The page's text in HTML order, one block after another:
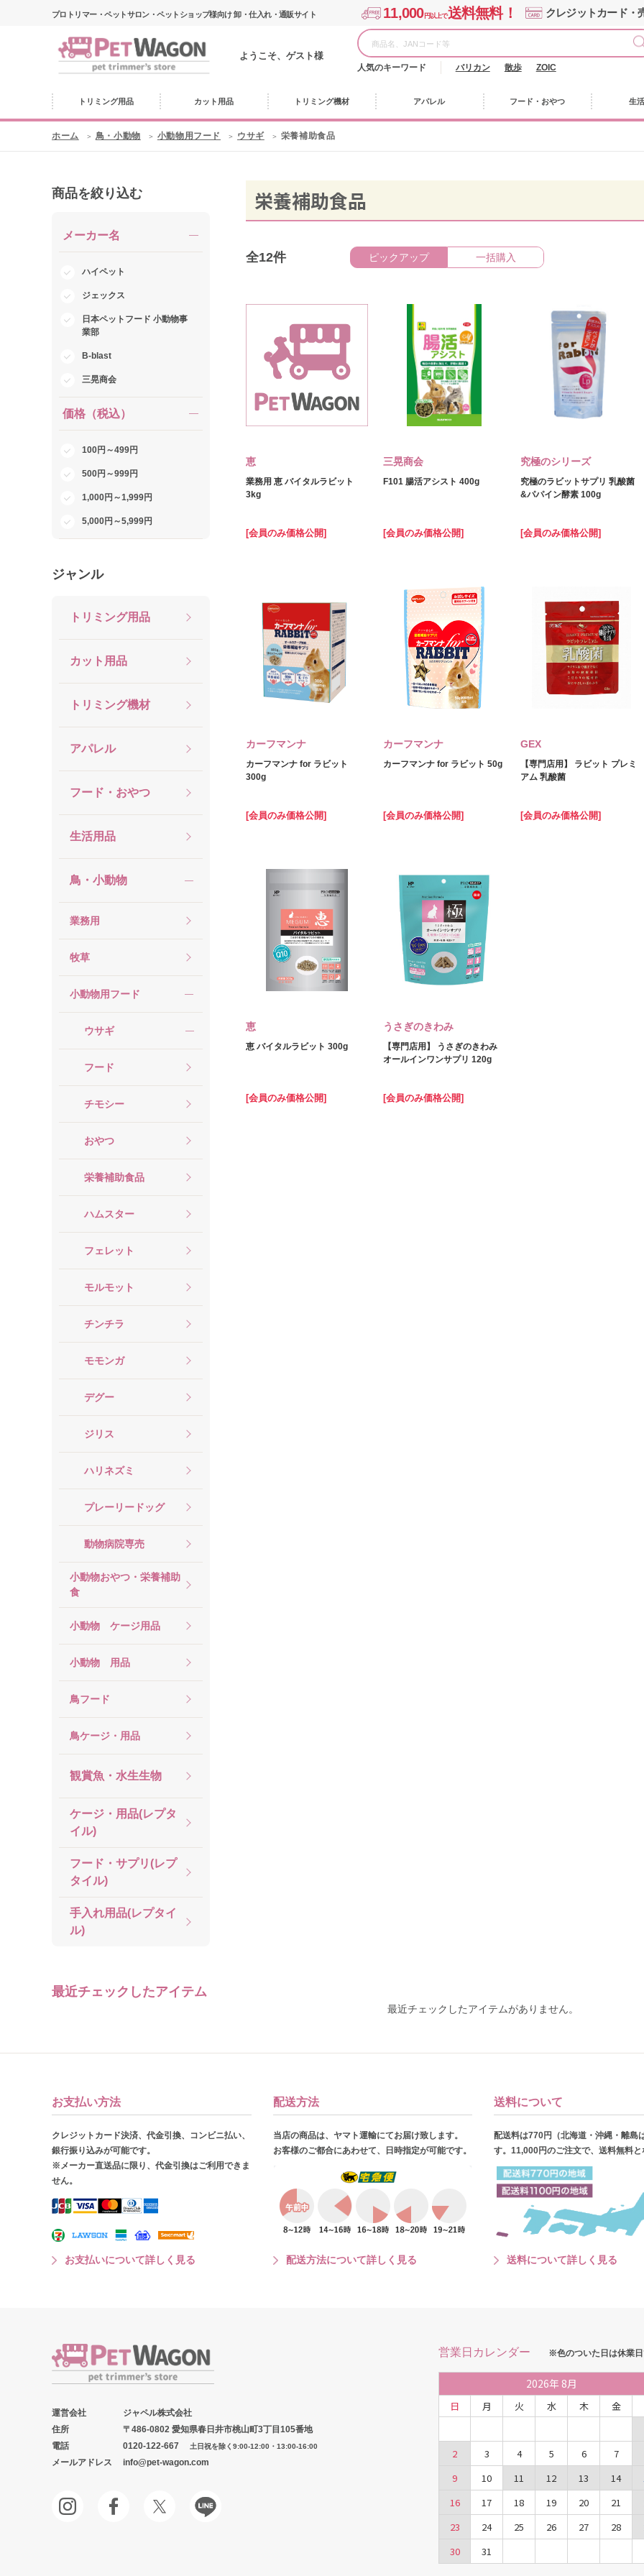
プロトリマー・ペットサロン・ペットショップ様向け 卸・仕入れ・通販サイト 11,000円以上で送料無料！ クレジットカード・
ようこそ、ゲスト様
人気のキーワード バリカン 散歩 ZOIC
トリミング用品 カット用品 トリミング機材 アパレル フード・おやつ 生
ホーム 鳥・小動物 小動物用フード ウサギ 栄養補助食品
商品を絞り込む
メーカー名
ハイペット
ジェックス
日本ペットフード 小動物事
業部
B-blast
三晃商会
価格（税込）
100円～499円
500円～999円
1,000円～1,999円
5,000円～5,999円
ジャンル
トリミング用品
カット用品
トリミング機材
アパレル
フード・おやつ
生活用品
鳥・小動物
業務用
牧草
小動物用フード
ウサギ
フード
チモシー
おやつ
栄養補助食品
ハムスター
フェレット
モルモット
チンチラ
モモンガ
デグー
ジリス
ハリネズミ
プレーリードッグ
動物病院専売
小動物おやつ・栄養補助
食
小動物 ケージ用品
小動物 用品
鳥フード
鳥ケージ・用品
観賞魚・水生生物
ケージ・用品(レプタ
イル)
フード・サプリ(レプ
タイル)
手入れ用品(レプタイ
ル)
栄養補助食品
全12件 ピックアップ 一括購入
恵
業務用 恵 バイタルラビット
3kg
[会員のみ価格公開]
三晃商会
F101 腸活アシスト 400g
[会員のみ価格公開]
究極のシリーズ
究極のラビットサプリ 乳酸菌
&パパイン酵素 100g
[会員のみ価格公開]
カーフマンナ
カーフマンナ for ラビット
300g
[会員のみ価格公開]
カーフマンナ
カーフマンナ for ラビット 50g
[会員のみ価格公開]
GEX
【専門店用】 ラビット プレミ
アム 乳酸菌
[会員のみ価格公開]
恵
恵 バイタルラビット 300g
[会員のみ価格公開]
うさぎのきわみ
【専門店用】 うさぎのきわみ
オールインワンサプリ 120g
[会員のみ価格公開]
最近チェックしたアイテム
最近チェックしたアイテムがありません。
お支払い方法
クレジットカード決済、代金引換、コンビニ払い、
銀行振り込みが可能です。
※メーカー直送品に限り、代金引換はご利用できま
せん。
お支払いについて詳しく見る
配送方法
当店の商品は、ヤマト運輸にてお届け致します。
お客様のご都合にあわせて、日時指定が可能です。
配送方法について詳しく見る
送料について
配送料は770円（北海道・沖縄・離島
す。11,000円のご注文で、送料無料と
送料について詳しく見る
運営会社
ジャペル株式会社
住所
〒486-0802 愛知県春日井市桃山町3丁目105番地
電話
0120-122-667 土日祝を除く9:00-12:00・13:00-16:00
メールアドレス info@pet-wagon.com
営業日カレンダー ※色のついた日は休業日
2026年 8月
日 月 火 水 木 金
2
3 4 5 6 7
9
10 11 12 13 14
16
17 18 19 20 21
23
24 25 26 27 28
30
31